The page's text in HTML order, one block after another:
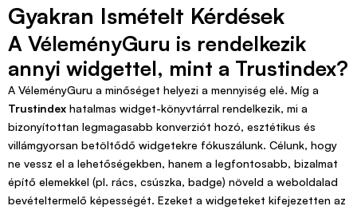
Gyakran Ismételt Kérdések
A VéleményGuru is rendelkezik
annyi widgettel, mint a Trustindex?
A VéleményGuru a minőséget helyezi a mennyiség elé. Míg a
Trustindex hatalmas widget-könyvtárral rendelkezik, mi a
bizonyítottan legmagasabb konverziót hozó, esztétikus és
villámgyorsan betöltődő widgetekre fókuszálunk. Célunk, hogy
ne vessz el a lehetőségekben, hanem a legfontosabb, bizalmat
építő elemekkel (pl. rács, csúszka, badge) növeld a weboldalad
bevételtermelő képességét. Ezeket a widgeteket kifejezetten az